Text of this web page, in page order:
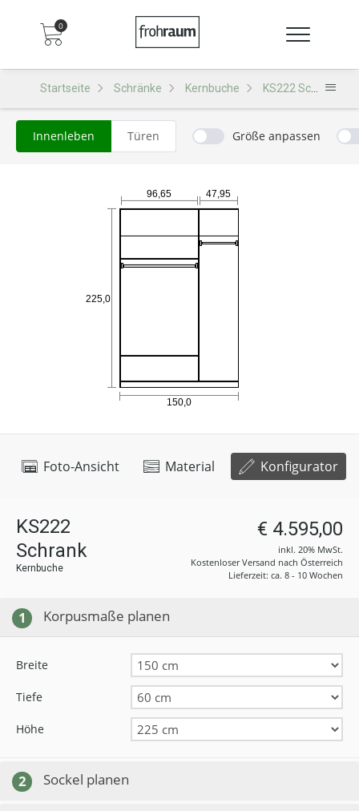
0
Startseite Schränke Kernbuche KS222 Schrank
Foto-Ansicht Material Konfigurator
Innenleben Türen Größe anpassen
KS222
Schrank
Kernbuche
€ 4.595,00
inkl. 20% MwSt.
Kostenloser Versand nach Österreich
Lieferzeit: ca. 8 - 10 Wochen
1 Korpusmaße planen
Breite
Tiefe
Höhe
2 Sockel planen